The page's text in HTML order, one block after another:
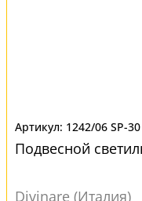
1242/06 SP-30
Подвесной
Divinare (Италия)